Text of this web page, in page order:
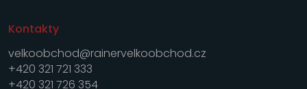
Kontakty
velkoobchod@rainervelkoobchod.cz
+420 321 721 333
+420 321 726 354